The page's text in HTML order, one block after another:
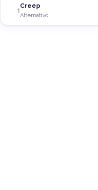
1
Creep
Alternativo